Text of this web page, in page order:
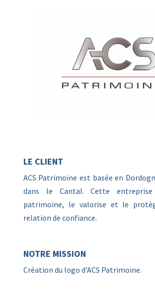
LE CLIENT
ACS Patrimoine est basée en
dans le Cantal. Cette
patrimoine, le valorise et le
relation de confiance.
NOTRE MISSION
Création du logo d’ACS Patrimoine.